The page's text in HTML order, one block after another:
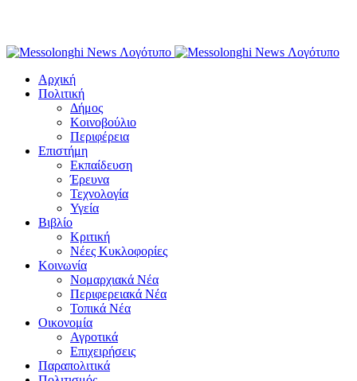
Αρχική
Πολιτική
Δήμος
Κοινοβούλιο
Περιφέρεια
Επιστήμη
Εκπαίδευση
Έρευνα
Τεχνολογία
Υγεία
Βιβλίο
Κριτική
Νέες Κυκλοφορίες
Κοινωνία
Νομαρχιακά Νέα
Περιφερειακά Νέα
Τοπικά Νέα
Οικονομία
Αγροτικά
Επιχειρήσεις
Παραπολιτικά